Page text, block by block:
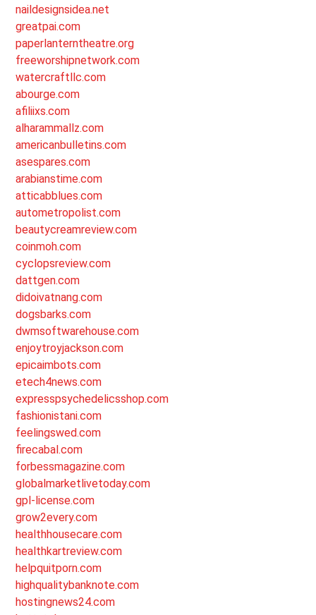
naildesignsidea.net
greatpai.com
paperlanterntheatre.org
freeworshipnetwork.com
watercraftllc.com
abourge.com
afiliixs.com
alharammallz.com
americanbulletins.com
asespares.com
arabianstime.com
atticabblues.com
autometropolist.com
beautycreamreview.com
coinmoh.com
cyclopsreview.com
dattgen.com
didoivatnang.com
dogsbarks.com
dwmsoftwarehouse.com
enjoytroyjackson.com
epicaimbots.com
etech4news.com
expresspsychedelicsshop.com
fashionistani.com
feelingswed.com
firecabal.com
forbessmagazine.com
globalmarketlivetoday.com
gpl-license.com
grow2every.com
healthhousecare.com
healthkartreview.com
helpquitporn.com
highqualitybanknote.com
hostingnews24.com